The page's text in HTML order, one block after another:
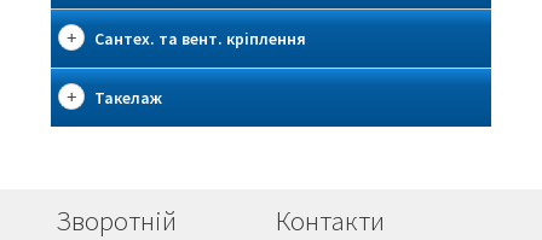
Сантех. та вент. кріплення
Такелаж
Зворотній
Контакти